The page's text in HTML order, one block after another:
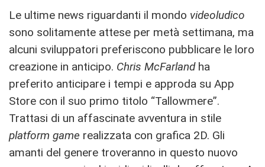
Le ultime news riguardanti il mondo videoludico
sono solitamente attese per metà settimana, ma
alcuni sviluppatori preferiscono pubblicare le loro
creazione in anticipo. Chris McFarlandha
preferito anticipare i tempi e approda su App
Store con il suo primo titolo “Tallowmere”.
Trattasi di un affascinate avventura in stile
platform game realizzata con grafica 2D. Gli
amanti del genere troveranno in questo nuovo